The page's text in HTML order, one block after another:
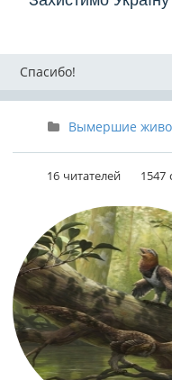
Спасибо!
Вымершие
16 читателей 1547